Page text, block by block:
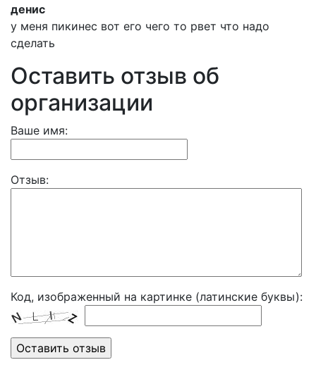
денис
у меня пикинес вот его чего то рвет что надо
сделать
Оставить отзыв об
организации
Ваше имя:
Отзыв:
Код, изображенный на картинке (латинские буквы):